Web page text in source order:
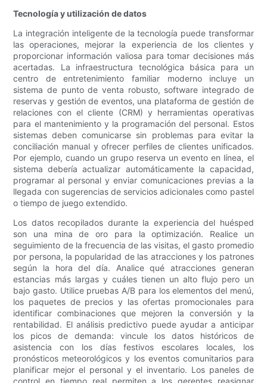
Tecnología y utilización de datos
La integración inteligente de la tecnología puede transformar
las operaciones, mejorar la experiencia de los clientes y
proporcionar información valiosa para tomar decisiones más
acertadas. La infraestructura tecnológica básica para un
centro de entretenimiento familiar moderno incluye un
sistema de punto de venta robusto, software integrado de
reservas y gestión de eventos, una plataforma de gestión de
relaciones con el cliente (CRM) y herramientas operativas
para el mantenimiento y la programación del personal. Estos
sistemas deben comunicarse sin problemas para evitar la
conciliación manual y ofrecer perfiles de clientes unificados.
Por ejemplo, cuando un grupo reserva un evento en línea, el
sistema debería actualizar automáticamente la capacidad,
programar al personal y enviar comunicaciones previas a la
llegada con sugerencias de servicios adicionales como pastel
o tiempo de juego extendido.
Los datos recopilados durante la experiencia del huésped
son una mina de oro para la optimización. Realice un
seguimiento de la frecuencia de las visitas, el gasto promedio
por persona, la popularidad de las atracciones y los patrones
según la hora del día. Analice qué atracciones generan
estancias más largas y cuáles tienen un alto flujo pero un
bajo gasto. Utilice pruebas A/B para los elementos del menú,
los paquetes de precios y las ofertas promocionales para
identificar combinaciones que mejoren la conversión y la
rentabilidad. El análisis predictivo puede ayudar a anticipar
los picos de demanda: vincule los datos históricos de
asistencia con los días festivos escolares locales, los
pronósticos meteorológicos y los eventos comunitarios para
planificar mejor el personal y el inventario. Los paneles de